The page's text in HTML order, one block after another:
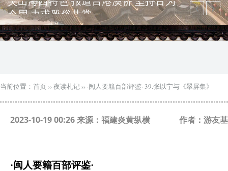
弘扬优秀文化 振奋民族精神 介绍民族
瑰宝 宣传中华精英
突出海西特色 报道台港澳侨 坚持古为
当前位置： 首页 ›› 夜读札记 ›› ·闽人要籍百部评鉴· 39.张以宁与《翠屏集》
2023-10-19 00:26 来源：福建炎黄纵横 作者：游友基
·闽人要籍百部评鉴·